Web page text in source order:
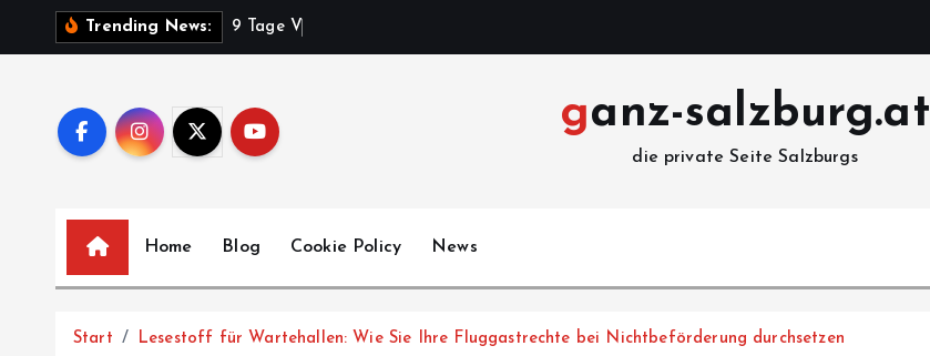
Trending News: 9 ag e Vo
ganz-salzburg.at
die private Seite Salzburgs
Home Blog Cookie Policy News
Start Lesestoff für Wartehallen: Wie Sie Ihre Fluggastrechte bei Nichtbeförderung durchsetzen